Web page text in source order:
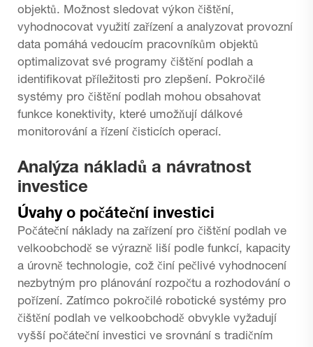
objektů. Možnost sledovat výkon čištění,
vyhodnocovat využití zařízení a analyzovat provozní
data pomáhá vedoucím pracovníkům objektů
optimalizovat své programy čištění podlah a
identifikovat příležitosti pro zlepšení. Pokročilé
systémy pro čištění podlah mohou obsahovat
funkce konektivity, které umožňují dálkové
monitorování a řízení čisticích operací.
Analýza nákladů a návratnost
investice
Úvahy o počáteční investici
Počáteční náklady na zařízení pro čištění podlah ve
velkoobchodě se výrazně liší podle funkcí, kapacity
a úrovně technologie, což činí pečlivé vyhodnocení
nezbytným pro plánování rozpočtu a rozhodování o
pořízení. Zatímco pokročilé robotické systémy pro
čištění podlah ve velkoobchodě obvykle vyžadují
vyšší počáteční investici ve srovnání s tradičním